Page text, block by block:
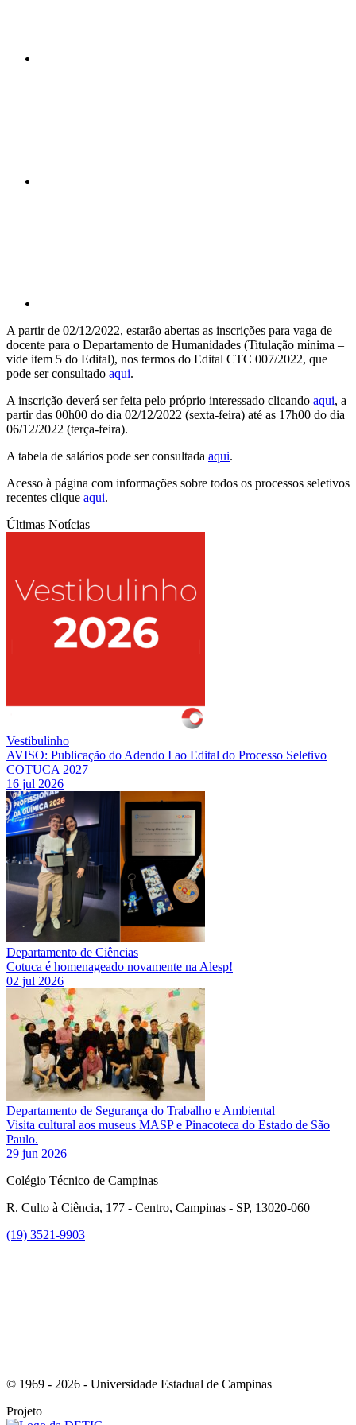
A partir de 02/12/2022, estarão abertas as inscrições para vaga de
docente para o Departamento de Humanidades (Titulação mínima –
vide item 5 do Edital), nos termos do Edital CTC 007/2022, que
pode ser consultado aqui.
A inscrição deverá ser feita pelo próprio interessado clicando aqui, a
partir das 00h00 do dia 02/12/2022 (sexta-feira) até as 17h00 do dia
06/12/2022 (terça-feira).
A tabela de salários pode ser consultada aqui.
Acesso à página com informações sobre todos os processos seletivos
recentes clique aqui.
Últimas Notícias
Vestibulinho
AVISO: Publicação do Adendo I ao Edital do Processo Seletivo
COTUCA 2027
16 jul 2026
Departamento de Ciências
Cotuca é homenageado novamente na Alesp!
02 jul 2026
Departamento de Segurança do Trabalho e Ambiental
Visita cultural aos museus MASP e Pinacoteca do Estado de São
Paulo.
29 jun 2026
Colégio Técnico de Campinas
R. Culto à Ciência, 177 - Centro, Campinas - SP, 13020-060
(19) 3521-9903
© 1969 - 2026 - Universidade Estadual de Campinas
Projeto